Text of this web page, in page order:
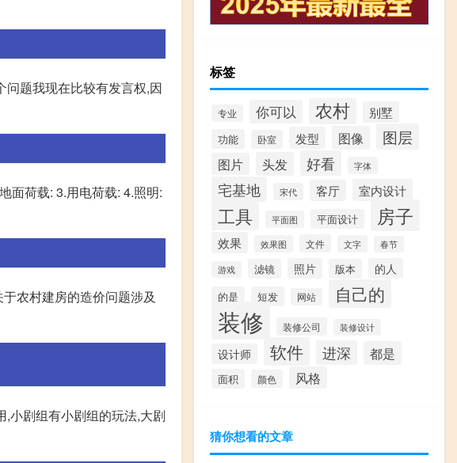
题我现在比较有发言权,因
面荷载: 3.用电荷载: 4.照明:
农村建房的造价问题涉及
小剧组有小剧组的玩法,大剧
标签
专业 你可以 农村 别墅
功能 卧室 发型 图像 图层
图片 头发 好看 字体
宅基地 宋代 客厅 室内设计
工具 平面图 平面设计 房子
效果 效果图 文件 文字 春节
游戏 滤镜 照片 版本 的人
的是 短发 网站 自己的
装修 装修公司 装修设计
设计师 软件 进深 都是
面积 颜色 风格
猜你想看的文章